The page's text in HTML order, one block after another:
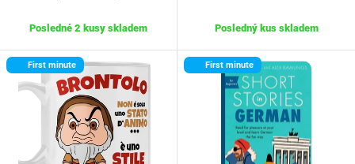
Posledné 2 kusy skladem Posledný kus skladem
First minute First minute